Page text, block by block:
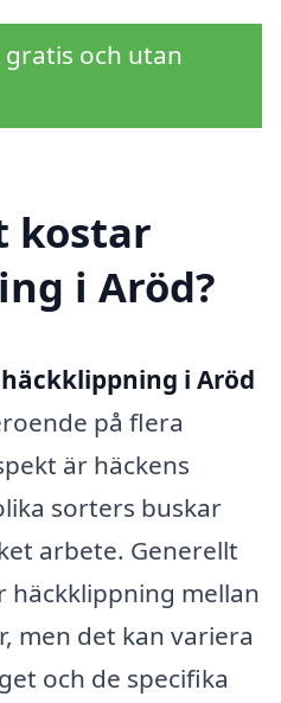
gratis och utan
kostar
i Aröd?
häckklippning i Aröd
på flera
är häckens
sorters buskar
arbete. Generellt
mellan
men det kan variera
och de specifika